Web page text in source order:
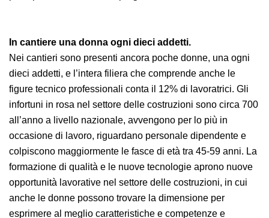
iniziative.
In cantiere una donna ogni dieci addetti.
Nei cantieri sono presenti ancora poche donne, una
ogni dieci addetti, e l’intera filiera che comprende
anche le figure tecnico professionali conta il 12% di
lavoratrici. Gli infortuni in rosa nel settore delle
costruzioni sono circa 700 all’anno a livello nazionale,
avvengono per lo più in occasione di lavoro,
riguardano personale dipendente e colpiscono
maggiormente le fasce di età tra 45-59 anni. La